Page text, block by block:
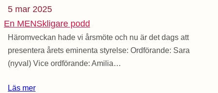
5 mar 2025
En MENSkligare podd
Häromveckan hade vi årsmöte och nu är det dags att
presentera årets eminenta styrelse: Ordförande: Sara
(nyval) Vice ordförande: Amilia…
Läs mer